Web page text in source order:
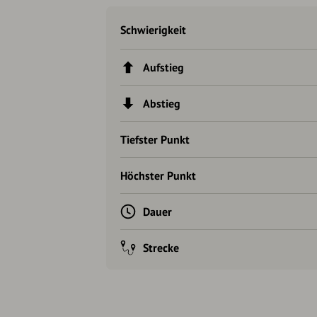
Schwierigkeit
Aufstieg
Abstieg
Tiefster Punkt
Höchster Punkt
Dauer
Strecke